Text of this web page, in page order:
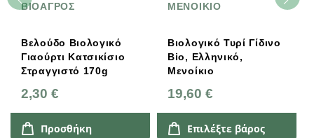
ΒΙΟΑΓΡΟΣ
Βελούδο Βιολογικό
Γιαούρτι Κατσικίσιο
Στραγγιστό 170g
2,30 €
Προσθήκη
ΜΕΝΟΙΚΙΟ
Βιολογικό Τυρί Γίδινο
Bio, Ελληνικό,
Μενοίκιο
19,60 €
Επιλέξτε βάρος